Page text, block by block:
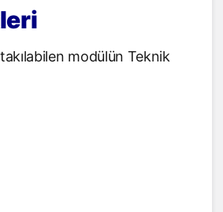
modülün Teknik